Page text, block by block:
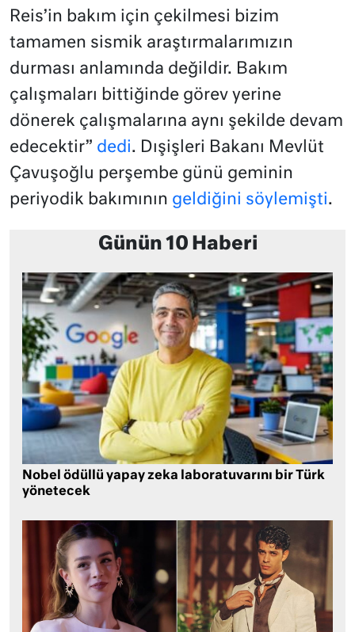
Reis’in bakım için çekilmesi bizim
tamamen sismik araştırmalarımızın
durması anlamında değildir. Bakım
çalışmaları bittiğinde görev yerine
dönerek çalışmalarına aynı şekilde devam
edecektir” dedi. Dışişleri Bakanı Mevlüt
Çavuşoğlu perşembe günü geminin
periyodik bakımının geldiğini söylemişti.
Günün 10 Haberi
Nobel ödüllü yapay zeka laboratuvarını bir Türk
yönetecek